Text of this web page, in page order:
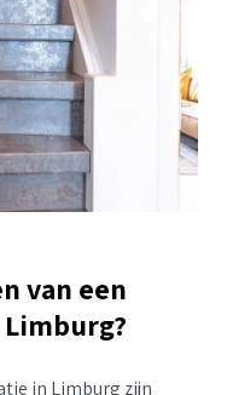
van een
in Limburg zijn